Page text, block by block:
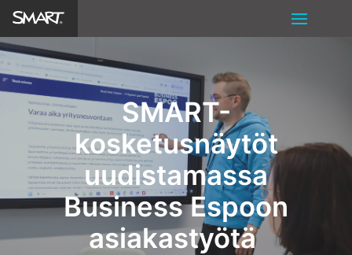
SMART-
kosketusnäytöt
uudistamassa
Business Espoon
asiakastyötä